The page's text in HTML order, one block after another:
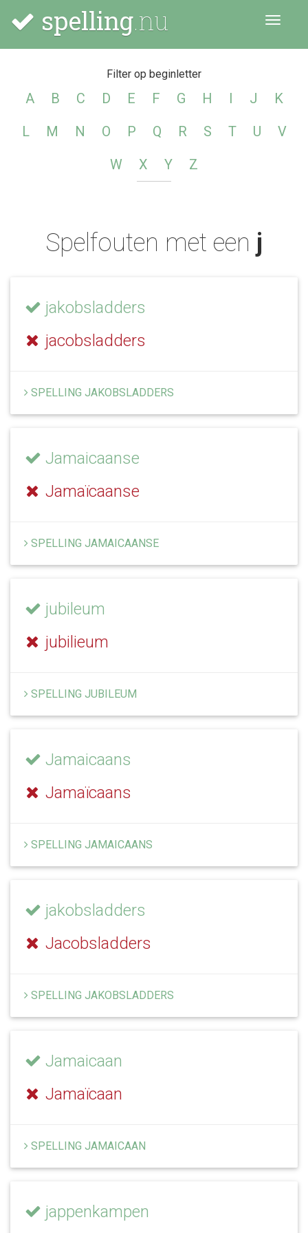
spelling.nu Menu
Filter op beginletter
A B C D E F G H I J
K
L
M N O P Q R S T U
V
W
X Y Z
Spelfouten met een j
jakobsladders
jacobsladders
SPELLING JAKOBSLADDERS
Jamaicaanse
Jamaïcaanse
SPELLING JAMAICAANSE
jubileum
jubilieum
SPELLING JUBILEUM
Jamaicaans
Jamaïcaans
SPELLING JAMAICAANS
jakobsladders
Jacobsladders
SPELLING JAKOBSLADDERS
Jamaicaan
Jamaïcaan
SPELLING JAMAICAAN
jappenkampen